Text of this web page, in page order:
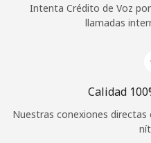
Intenta Crédito de Voz
llamadas
Calidad
Nuestras conexiones